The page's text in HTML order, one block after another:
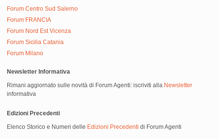
Forum Centro Sud Salerno
Forum FRANCIA
Forum Nord Est Vicenza
Forum Sicilia Catania
Forum Milano
Newsletter Informativa
Rimani aggiornato sulle novità di Forum Agenti: iscriviti alla Newsletter
informativa
Edizioni Precedenti
Elenco Storico e Numeri delle Edizioni Precedenti di Forum Agenti